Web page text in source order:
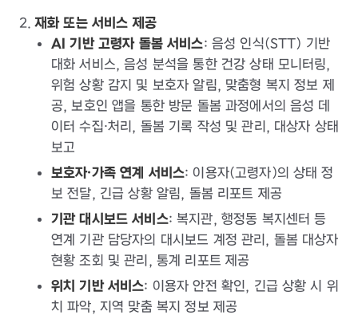
재화 또는 서비스 제공
AI 기반 고령자 돌봄 서비스: 음성 인식(STT) 기반
대화 서비스, 음성 분석을 통한 건강 상태 모니터링,
위험 상황 감지 및 보호자 알림, 맞춤형 복지 정보 제
공, 보호인 앱을 통한 방문 돌봄 과정에서의 음성 데
이터 수집·처리, 돌봄 기록 작성 및 관리, 대상자 상태
보고
보호자·가족 연계 서비스: 이용자(고령자)의 상태 정
보 전달, 긴급 상황 알림, 돌봄 리포트 제공
기관 대시보드 서비스: 복지관, 행정동 복지센터 등
연계 기관 담당자의 대시보드 계정 관리, 돌봄 대상자
현황 조회 및 관리, 통계 리포트 제공
위치 기반 서비스: 이용자 안전 확인, 긴급 상황 시 위
치 파악, 지역 맞춤 복지 정보 제공